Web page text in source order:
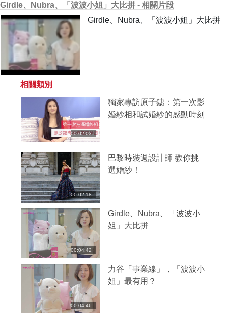
Girdle、Nubra、「波波小姐」大比拼 - 相關片段
Girdle、Nubra、「波波小姐」大比拼
相關類別
00:02:03
獨家專訪原子鏸：第一次影
婚紗相和試婚紗的感動時刻
00:02:18
巴黎時裝週設計師 教你挑
選婚紗！
00:04:42
Girdle、Nubra、「波波小
姐」大比拼
00:04:46
力谷「事業線」，「波波小
姐」最有用？